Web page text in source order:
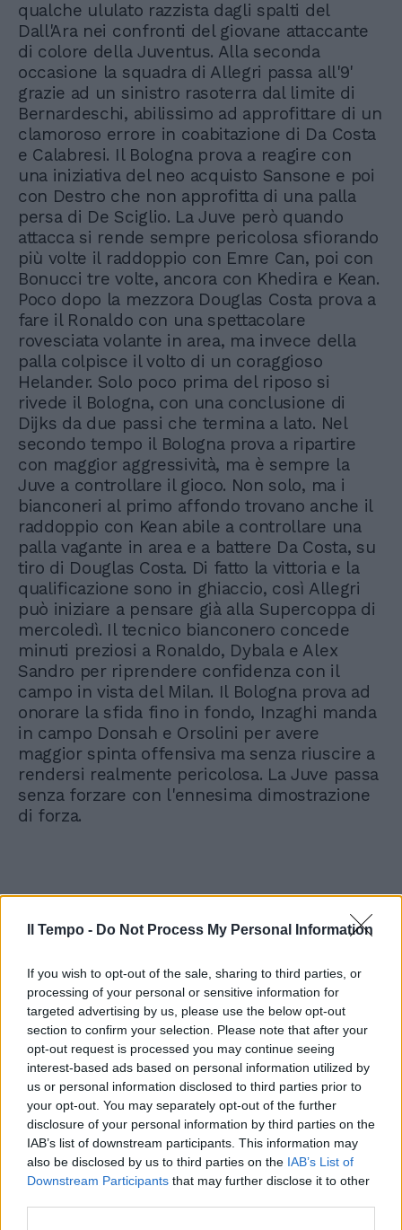
Il Tempo - Do Not Process My Personal Information
If you wish to opt-out of the sale, sharing to third parties, or
processing of your personal or sensitive information for
targeted advertising by us, please use the below opt-out
section to confirm your selection. Please note that after your
opt-out request is processed you may continue seeing
interest-based ads based on personal information utilized by
us or personal information disclosed to third parties prior to
your opt-out. You may separately opt-out of the further
disclosure of your personal information by third parties on the
IAB’s list of downstream participants. This information may
also be disclosed by us to third parties on the IAB’s List of
Downstream Participants that may further disclose it to other
qualche ululato razzista dagli spalti del
Dall'Ara nei confronti del giovane attaccante
di colore della Juventus. Alla seconda
occasione la squadra di Allegri passa all'9'
grazie ad un sinistro rasoterra dal limite di
Bernardeschi, abilissimo ad approfittare di un
clamoroso errore in coabitazione di Da Costa
e Calabresi. Il Bologna prova a reagire con
una iniziativa del neo acquisto Sansone e poi
con Destro che non approfitta di una palla
persa di De Sciglio. La Juve però quando
attacca si rende sempre pericolosa sfiorando
più volte il raddoppio con Emre Can, poi con
Bonucci tre volte, ancora con Khedira e Kean.
Poco dopo la mezzora Douglas Costa prova a
fare il Ronaldo con una spettacolare
rovesciata volante in area, ma invece della
palla colpisce il volto di un coraggioso
Helander. Solo poco prima del riposo si
rivede il Bologna, con una conclusione di
Dijks da due passi che termina a lato. Nel
secondo tempo il Bologna prova a ripartire
con maggior aggressività, ma è sempre la
Juve a controllare il gioco. Non solo, ma i
bianconeri al primo affondo trovano anche il
raddoppio con Kean abile a controllare una
palla vagante in area e a battere Da Costa, su
tiro di Douglas Costa. Di fatto la vittoria e la
qualificazione sono in ghiaccio, così Allegri
può iniziare a pensare già alla Supercoppa di
mercoledì. Il tecnico bianconero concede
minuti preziosi a Ronaldo, Dybala e Alex
Sandro per riprendere confidenza con il
campo in vista del Milan. Il Bologna prova ad
onorare la sfida fino in fondo, Inzaghi manda
in campo Donsah e Orsolini per avere
maggior spinta offensiva ma senza riuscire a
rendersi realmente pericolosa. La Juve passa
senza forzare con l'ennesima dimostrazione
di forza.